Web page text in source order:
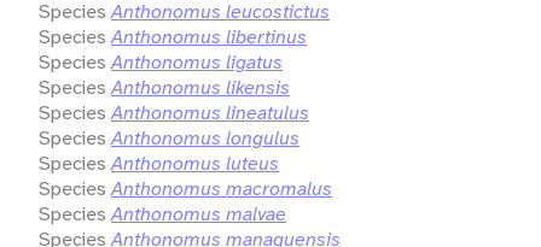
Species Anthonomus leucostictus
Species Anthonomus libertinus
Species Anthonomus ligatus
Species Anthonomus likensis
Species Anthonomus lineatulus
Species Anthonomus longulus
Species Anthonomus luteus
Species Anthonomus macromalus
Species Anthonomus malvae
Species Anthonomus managuensis